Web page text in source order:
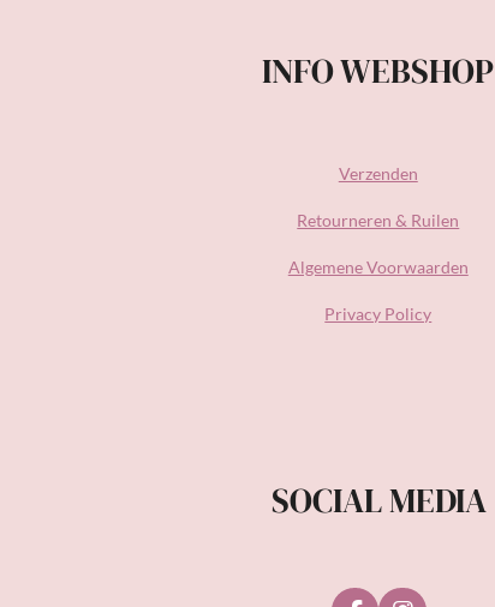
INFO WEBSHOP
Verzenden
Retourneren & Ruilen
Algemene Voorwaarden
Privacy Policy
SOCIAL MEDIA